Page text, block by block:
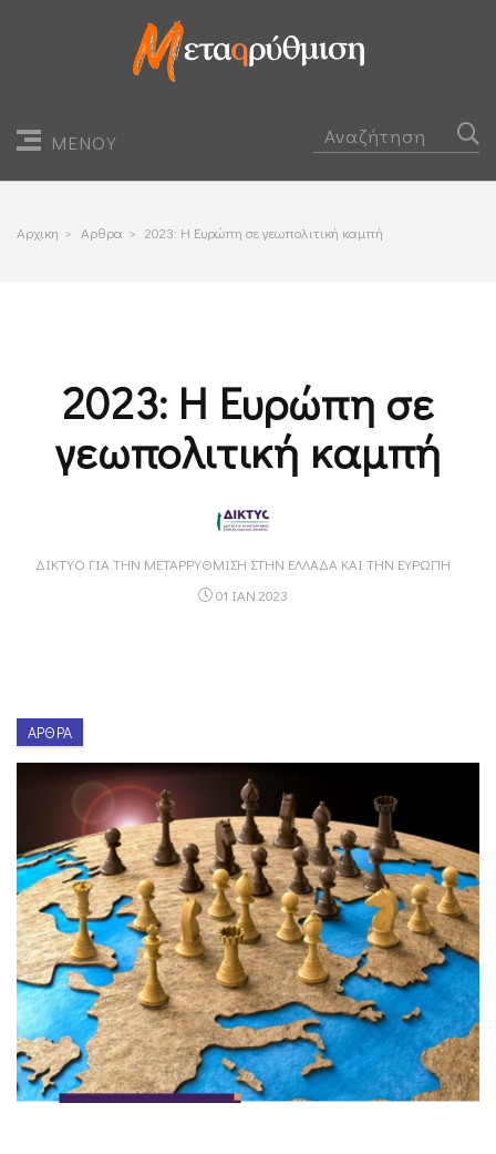
ΜΕΝΟΥ
Αρχικη > Αρθρα > 2023: Η Ευρώπη σε γεωπολιτική καμπή
2023: Η Ευρώπη σε
γεωπολιτική καμπή
ΔΊΚΤΥΟ ΓΙΑ ΤΗΝ ΜΕΤΑΡΡΎΘΜΙΣΗ ΣΤΗΝ ΕΛΛΆΔΑ ΚΑΙ ΤΗΝ ΕΥΡΏΠΗ
01 ΙΑΝ 2023
ΆΡΘΡΑ